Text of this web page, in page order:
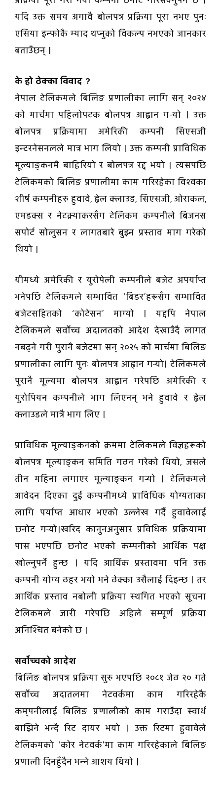
यदि उक्त समय अगावै बोलपत्र प्रक्रिया पूरा नभए पुनः
एसिया इन्फोकै म्याद थप्नुको विकल्प नभएको जानकार
बताउँछन् ।
के हो ठेक्का विवाद ?
नेपाल टेलिकमले बिलिङ प्रणालीका लागि सन् २०२४
को मार्चमा पहिलोपटक बोलपत्र आह्वान ग-यो । उक्त
बोलपत्र प्रक्रियामा अमेरिकी कम्पनी सिएसजी
इन्टरनेसनलले मात्र भाग लियो । उक्त कम्पनी प्राविधिक
मूल्याङ्कनमै बाहिरियो र बोलपत्र रद्द भयो । त्यसपछि
टेलिकमको बिलिङ प्रणालीमा काम गरिरहेका विश्वका
शीर्ष कम्पनीहरु हुवावे, ह्वेल क्लाउड, सिएसजी, ओराकल,
एमडक्स र नेटक्र्याकरसँग टेलिकम कम्पनीले बिजनस
सपोर्ट सोलुसन र लागतबारे बुझ्न प्रस्ताव माग गरेको
थियो ।
यीमध्ये अमेरिकी र युरोपेली कम्पनीले बजेट अपर्याप्त
भनेपछि टेलिकमले सम्भावित ‘बिडर’हरूसँग सम्भावित
बजेटसहितको ‘कोटेसन’ माग्यो । यद्दपि नेपाल
टेलिकमले सर्वोच्च अदालतको आदेश देखाउँदै लागत
नबढ्ने गरी पुरानै बजेटमा सन् २०२५ को मार्चमा बिलिङ
प्रणालीका लागि पुनः बोलपत्र आह्वान गर्‍यो। टेलिकमले
पुरानै मूल्यमा बोलपत्र आह्वान गरेपछि अमेरिकी र
युरोपियन कम्पनीले भाग लिएनन् भने हुवावे र ह्वेल
क्लाउडले मात्रै भाग लिए ।
प्राविधिक मूल्याङ्कनको क्रममा टेलिकमले विज्ञहरूको
बोलपत्र मूल्याङ्कन समिति गठन गरेको थियो, जसले
तीन महिना लगाएर मूल्याङ्कन गर्‍यो । टेलिकमले
आवेदन दिएका दुई कम्पनीमध्ये प्राविधिक योग्यताका
लागि पर्याप्त आधार भएको उल्लेख गर्दै हुवावेलाई
छनोट गर्‍यो।खरिद कानुनअनुसार प्रविधिक प्रक्रियामा
पास भएपछि छनोट भएको कम्पनीको आर्थिक पक्ष
खोल्नुपर्ने हुन्छ । यदि आर्थिक प्रस्तावमा पनि उक्त
कम्पनी योग्य ठहर भयो भने ठेक्का उसैलाई दिइन्छ । तर
आर्थिक प्रस्ताव नबोली प्रक्रिया स्थगित भएको सूचना
टेलिकमले जारी गरेपछि अहिले सम्पूर्ण प्रक्रिया
अनिश्चित बनेको छ ।
सर्वोच्चको आदेश
बिलिङ बोलपत्र प्रक्रिया सुरु भएपछि २०८१ जेठ २० गते
सर्वोच्च अदातलमा नेटवर्कमा काम गरिरहेकै
कम्पनीलाई बिलिङ प्रणालीको काम गराउँदा स्वार्थ
बाझिने भन्दै रिट दायर भयो । उक्त रिटमा हुवावेले
टेलिकमको ‘कोर नेटवर्क’मा काम गरिरहेकाले बिलिङ
प्रणाली दिनहुँदैन भन्ने आशय थियो ।